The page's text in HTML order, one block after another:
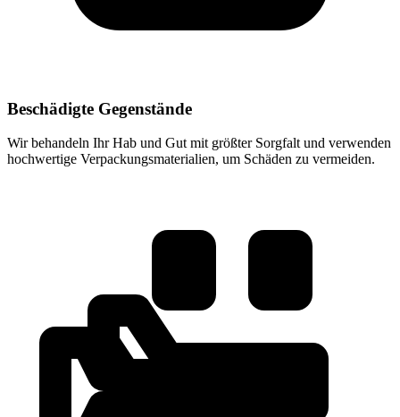
Beschädigte Gegenstände
Wir behandeln Ihr Hab und Gut mit größter Sorgfalt und verwenden
hochwertige Verpackungsmaterialien, um Schäden zu vermeiden.